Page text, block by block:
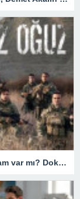
Dokuz Oğuz yeni bölüm ne zaman, bu akşam var mı? Dokuz Oğuz hangi gün yayınlanıyor? 18 Mart Fox TV yayın akışı